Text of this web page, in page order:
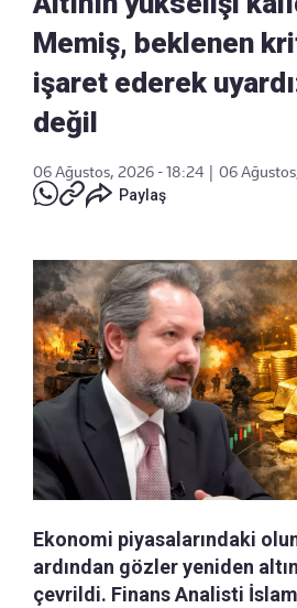
Memiş, beklenen
işaret ederek
değil
06 Ağustos, 2026 - 18:24
06
Paylaş
Ekonomi piyasalarındaki
ardından gözler yeniden
çevrildi. Finans Analisti